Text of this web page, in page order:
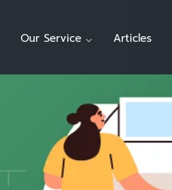
Our Service ⌵ Articles